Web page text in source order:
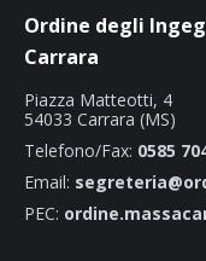
Ordine degli
Carrara
Piazza Matteotti, 4
54033 Carrara (MS)
Telefono/Fax: 0585
Email:
PEC: